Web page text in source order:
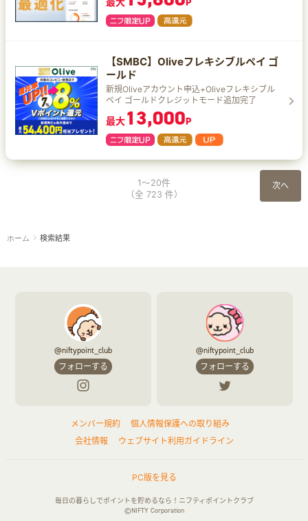
【SMBC】Oliveフレキシブルペイ ゴ
ールド
新規Oliveアカウント申込+Oliveフレキシブル
ペイ ゴールドクレジットモード追加完了
最大13,000P
次へ
1～20件
（全 723 件）
ホーム 検索結果
@niftypoint_club
フォローする
@niftypoint_club
フォローする
メンバー規約
個人情報保護への取り組み
会社情報
ウェブサイト利用ガイドライン
PC版を見る
毎日の暮らしでポイントを貯めるなら！ニフティポイントクラブ
©NIFTY Corporation